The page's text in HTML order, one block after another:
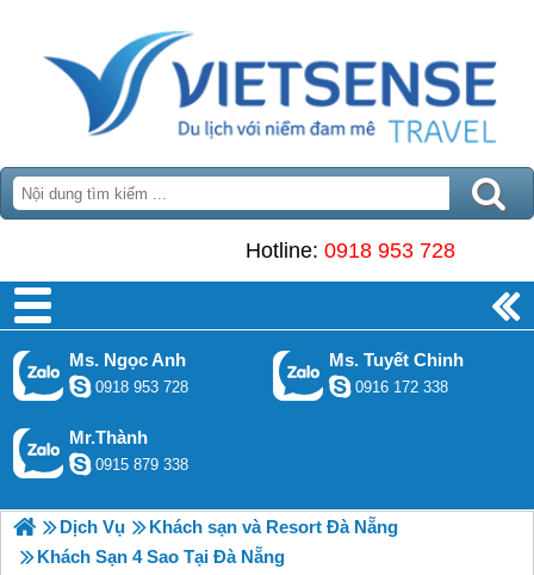
Hotline: 0918 953 728
Ms. Ngọc Anh
0918 953 728
Ms. Tuyết Chinh
0916 172 338
Mr.Thành
0915 879 338
Dịch Vụ
Khách sạn và Resort Đà Nẵng
Khách Sạn 4 Sao Tại Đà Nẵng